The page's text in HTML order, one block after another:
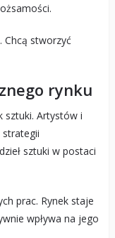
Chcą stworzyć
rynku
sztuki. Artystów i
strategii
sztuki w postaci
prac. Rynek staje
wpływa na jego